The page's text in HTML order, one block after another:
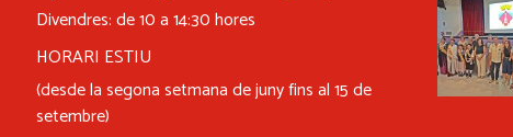
Divendres: de 10 a 14:30 hores
HORARI ESTIU
(desde la segona setmana de juny fins al 15 de
setembre)